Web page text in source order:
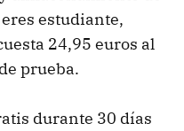
estudiante,
24,95 euros al
prueba.
durante 30 días